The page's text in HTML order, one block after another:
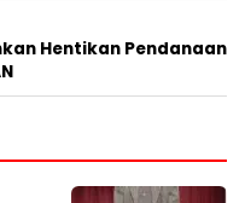
Hentikan Pendanaan